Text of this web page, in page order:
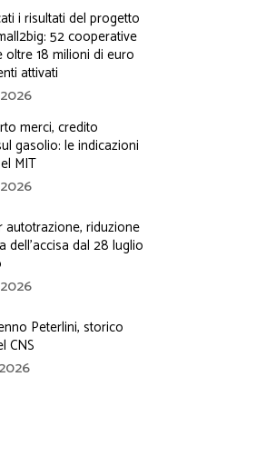
i risultati del progetto
52 cooperative
oltre 18 milioni di euro
attivati
merci, credito
gasolio: le indicazioni
MIT
autotrazione, riduzione
dell’accisa dal 28 luglio
Peterlini, storico
CNS